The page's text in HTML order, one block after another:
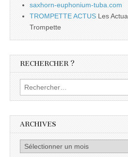
saxhorn-euphonium-tuba.com
TROMPETTE ACTUS Les
Trompette
RECHERCHER ?
Rechercher :
ARCHIVES
Archives